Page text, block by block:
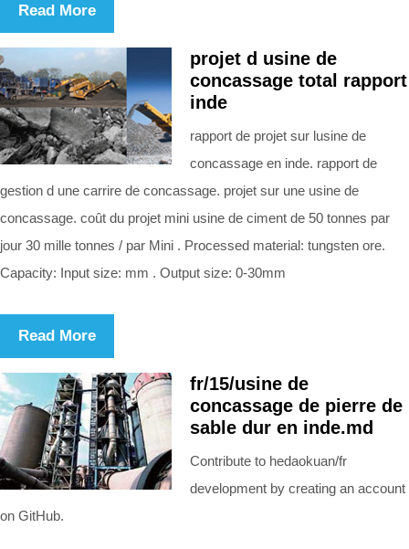
Read More
projet d usine de
concassage total rapport
inde
rapport de projet sur lusine de
concassage en inde. rapport de
gestion d une carrire de concassage. projet sur une usine de
concassage. coût du projet mini usine de ciment de 50 tonnes par
jour 30 mille tonnes / par Mini . Processed material: tungsten ore.
Capacity: Input size: mm . Output size: 0-30mm
Read More
fr/15/usine de
concassage de pierre de
sable dur en inde.md
Contribute to hedaokuan/fr
development by creating an account
on GitHub.